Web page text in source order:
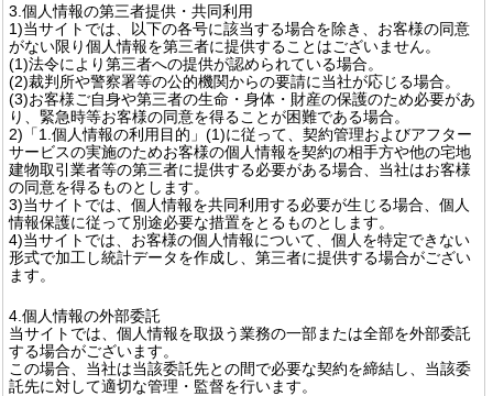
3.個人情報の第三者提供・共同利用
1)当サイトでは、以下の各号に該当する場合を除き、お客様の同意
がない限り個人情報を第三者に提供することはございません。
(1)法令により第三者への提供が認められている場合。
(2)裁判所や警察署等の公的機関からの要請に当社が応じる場合。
(3)お客様ご自身や第三者の生命・身体・財産の保護のため必要があ
り、緊急時等お客様の同意を得ることが困難である場合。
2)「1.個人情報の利用目的」(1)に従って、契約管理およびアフター
サービスの実施のためお客様の個人情報を契約の相手方や他の宅地
建物取引業者等の第三者に提供する必要がある場合、当社はお客様
の同意を得るものとします。
3)当サイトでは、個人情報を共同利用する必要が生じる場合、個人
情報保護に従って別途必要な措置をとるものとします。
4)当サイトでは、お客様の個人情報について、個人を特定できない
形式で加工し統計データを作成し、第三者に提供する場合がござい
ます。
4.個人情報の外部委託
当サイトでは、個人情報を取扱う業務の一部または全部を外部委託
する場合がございます。
この場合、当社は当該委託先との間で必要な契約を締結し、当該委
託先に対して適切な管理・監督を行います。